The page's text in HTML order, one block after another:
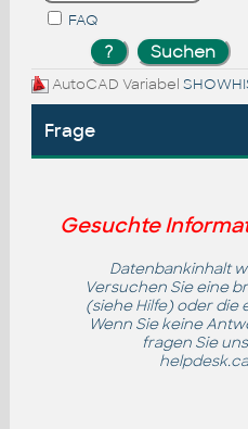
FAQ
AutoCAD Variabel
Frage
Gesuchte
Datenbankinhalt
Versuchen Sie eine
(sieheHilfe) oder die
Wenn Sie keine
fragen Sie